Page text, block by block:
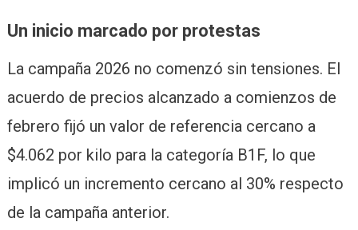
Un inicio marcado por protestas
La campaña 2026 no comenzó sin tensiones. El
acuerdo de precios alcanzado a comienzos de
febrero fijó un valor de referencia cercano a
$4.062 por kilo para la categoría B1F, lo que
implicó un incremento cercano al 30% respecto
de la campaña anterior.